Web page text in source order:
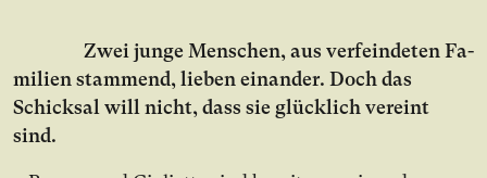
Zwei jun­ge Men­schen, aus ver­fein­de­ten Fa­
mi­li­en stam­mend, lie­ben ein­an­der. Doch das
Schick­sal will nicht, dass sie glück­lich ver­eint
sind.